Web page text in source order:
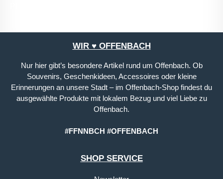
WIR ♥ OFFENBACH
Nur hier gibt’s besondere Artikel rund um Offenbach. Ob
Souvenirs, Geschenkideen, Accessoires oder kleine
Erinnerungen an unsere Stadt – im Offenbach-Shop findest du
ausgewählte Produkte mit lokalem Bezug und viel Liebe zu
Offenbach.
#FFNNBCH #OFFENBACH
SHOP SERVICE